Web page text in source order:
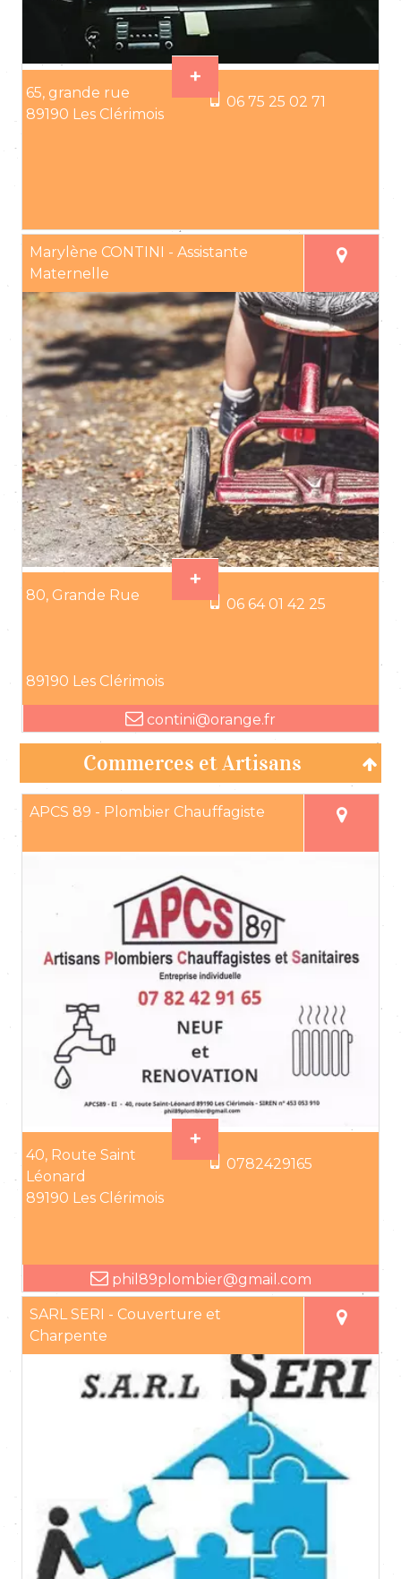
65, grande rue
89190 Les Clérimois
06 75 25 02 71
Marylène CONTINI - Assistante
Maternelle
80, Grande Rue
89190 Les Clérimois
06 64 01 42 25
contini@orange.fr
Commerces et Artisans
APCS 89 - Plombier Chauffagiste
40, Route Saint
Léonard
89190 Les Clérimois
0782429165
phil89plombier@gmail.com
SARL SERI - Couverture et
Charpente